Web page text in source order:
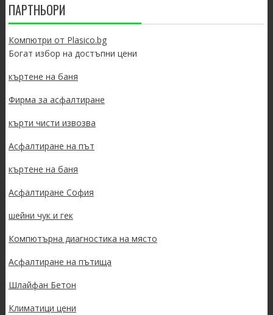
ПАРТНЬОРИ
Компютри от Plasico.bg
Богат избор на достъпни цени
къртене на баня
Фирма за асфалтиране
кърти чисти извозва
Асфалтиране на път
къртене на баня
Асфалтиране София
шейни чук и гек
Компютърна диагностика на място
Асфалтиране на пътища
Шлайфан Бетон
Климатици цени